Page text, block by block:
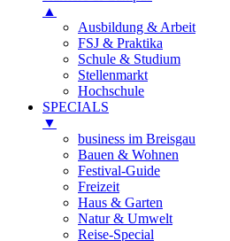
▲
Ausbildung & Arbeit
FSJ & Praktika
Schule & Studium
Stellenmarkt
Hochschule
SPECIALS
▼
business im Breisgau
Bauen & Wohnen
Festival-Guide
Freizeit
Haus & Garten
Natur & Umwelt
Reise-Special